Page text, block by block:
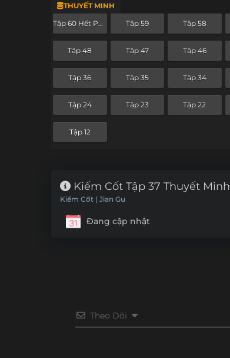
THUYẾT MINH
Tập 60 Hết Phần Tập 59 Tập 58
Tập 48 Tập 47 Tập 46
Tập 36 Tập 35 Tập 34
Tập 24 Tập 23 Tập 22
Tập 12
Kiếm Cốt Tập 37 Thuyết Minh
Kiếm Cốt | Jian Gu
Đang cập nhật
Theo Dõi